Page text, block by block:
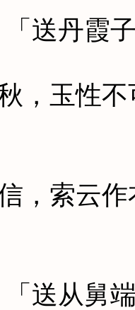
送丹霞子
玉性不
索云作
送从舅端